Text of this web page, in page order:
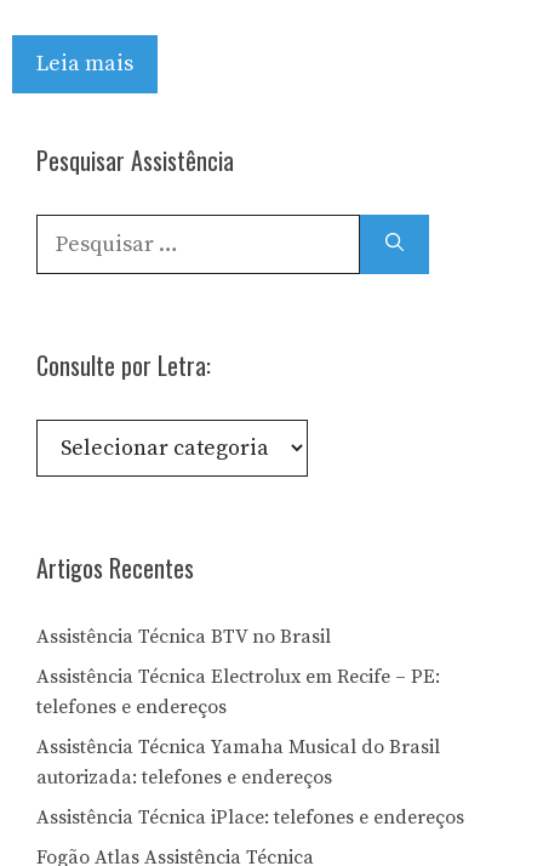
Leia mais
Pesquisar Assistência
Pesquisar
por:
Consulte por Letra:
Consulte
Artigos Recentes
Assistência Técnica BTV no Brasil
Assistência Técnica Electrolux em Recife – PE:
telefones e endereços
Assistência Técnica Yamaha Musical do Brasil
autorizada: telefones e endereços
Assistência Técnica iPlace: telefones e endereços
Fogão Atlas Assistência Técnica